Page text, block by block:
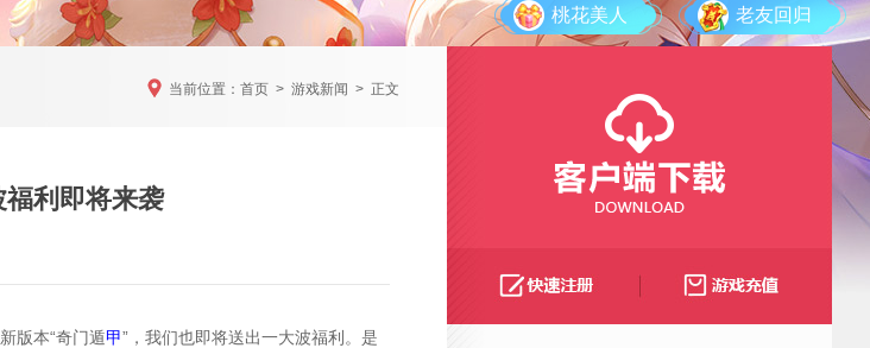
老友回归
桃花美人
当前位置： 首页 > 游戏新闻 > 正文
利即将来袭
版本“奇门遁甲”，我们也即将送出一大波福利。是